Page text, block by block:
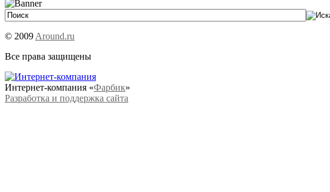
© 2009 Around.ru
Все права защищены
Интернет-компания «Фарбик»
Разработка и поддержка сайта